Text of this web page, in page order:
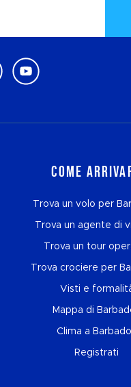
Come
Trova un volo per
Trova un agente di
Trova un tour
Trova crociere per
Visti e
Mappa di
Clima a
Registrati